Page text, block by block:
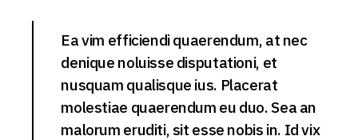
Ea vim efficiendi quaerendum, at nec
denique noluisse disputationi, et
nusquam qualisque ius. Placerat
molestiae quaerendum eu duo. Sea an
malorum eruditi, sit esse nobis in. Id vix